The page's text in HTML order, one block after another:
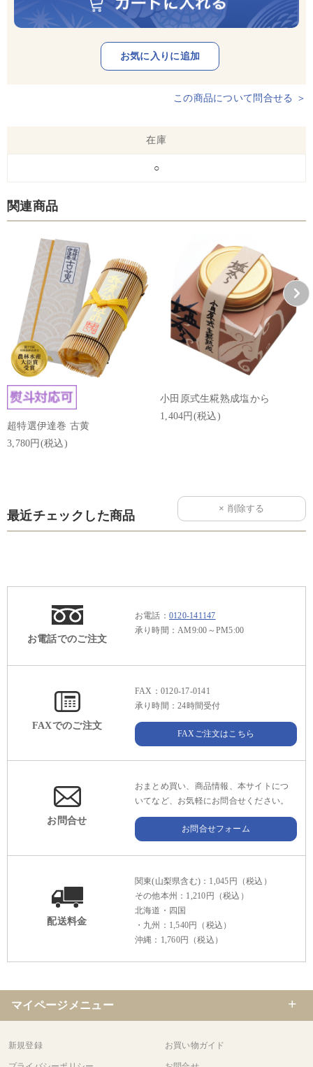
この商品について問合せる ＞
在庫
○
関連商品
超特選伊達巻 古黄
3,780円(税込)
小田原式生糀熟成塩から
1,404円(税込)
最近チェックした商品
お電話でのご注文
お電話： 0120-141147
承り時間：AM9:00～PM5:00
FAXでのご注文
FAX：0120-17-0141
承り時間：24時間受付
FAXご注文はこちら
お問合せ
おまとめ買い、商品情報、本サイトにつ
いてなど、お気軽にお問合せください。
お問合せフォーム
配送料金
関東(山梨県含む)：1,045円（税込）
その他本州：1,210円（税込）
北海道・四国
・九州：1,540円（税込）
沖縄：1,760円（税込）
マイページメニュー
新規登録 お買い物ガイド